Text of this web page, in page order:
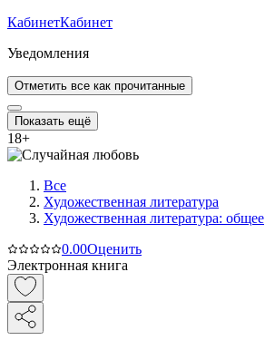
КабинетКабинет
Уведомления
Отметить все как прочитанные
Показать ещё
18+
Все
Художественная литература
Художественная литература: общее
0.00Оценить
Электронная книга